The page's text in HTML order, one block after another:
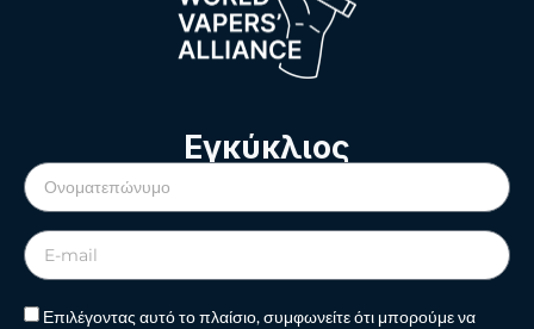
Εγκύκλιος
Επιλέγοντας αυτό το πλαίσιο, συμφωνείτε ότι μπορούμε να